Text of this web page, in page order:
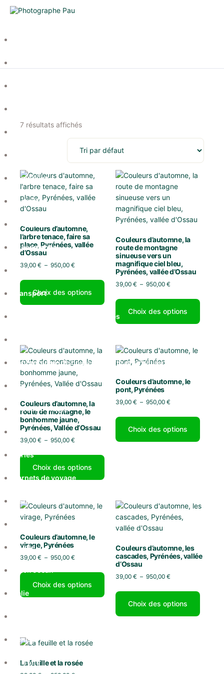
Immobilier
Portraits
Hôtellerie
Evénementiel
Abonnement photo
Transport
Drone / Prises de vue aériennes
Photographie de bouteille de vin et spiritueux
Bio
Banque d’images
Parutions
Séries
Carnets de voyage
Instants Italiens
Graphite
Brume
Italie
Venise
Saisons
7 résultats affichés
Couleurs d’automne,
l’arbre tenace, faire sa
place, Pyrénées, vallée
d’Ossau
39,00 € – 950,00 €
Choix des options
Couleurs d’automne, la
route de montagne
sinueuse vers un
magnifique ciel bleu,
Pyrénées, vallée d’Ossau
39,00€ – 950,00€
Choix des options
Couleurs d’automne, la
route de montagne, le
bonhomme jaune,
Pyrénées, Vallée d’Ossau
39,00 € – 950,00 €
Choix des options
Couleurs d’automne, le
pont, Pyrénées
39,00€ – 950,00€
Choix des options
Couleurs d’automne, le
virage, Pyrénées
39,00 € – 950,00 €
Choix des options
Couleurs d’automne, les
cascades, Pyrénées, vallée
d’Ossau
39,00€ – 950,00€
Choix des options
La feuille et la rosée